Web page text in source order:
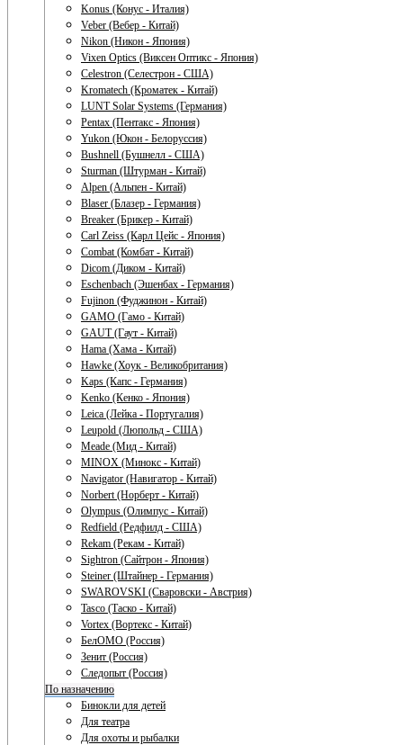
Konus (Конус - Италия)
Veber (Вебер - Китай)
Nikon (Никон - Япония)
Vixen Optics (Виксен Оптикс - Япония)
Celestron (Селестрон - США)
Kromatech (Кроматек - Китай)
LUNT Solar Systems (Германия)
Pentax (Пентакс - Япония)
Yukon (Юкон - Белоруссия)
Bushnell (Бушнелл - США)
Sturman (Штурман - Китай)
Alpen (Альпен - Китай)
Blaser (Блазер - Германия)
Breaker (Брикер - Китай)
Carl Zeiss (Карл Цейс - Япония)
Combat (Комбат - Китай)
Dicom (Диком - Китай)
Eschenbach (Эшенбах - Германия)
Fujinon (Фуджинон - Китай)
GAMO (Гамо - Китай)
GAUT (Гаут - Китай)
Hama (Хама - Китай)
Hawke (Хоук - Великобритания)
Kaps (Капс - Германия)
Kenko (Кенко - Япония)
Leica (Лейка - Португалия)
Leupold (Люпольд - США)
Meade (Мид - Китай)
MINOX (Минокс - Китай)
Navigator (Навигатор - Китай)
Norbert (Норберт - Китай)
Olympus (Олимпус - Китай)
Redfield (Редфилд - США)
Rekam (Рекам - Китай)
Sightron (Сайтрон - Япония)
Steiner (Штайнер - Германия)
SWAROVSKI (Сваровски - Австрия)
Tasco (Таско - Китай)
Vortex (Вортекс - Китай)
БелОМО (Россия)
Зенит (Россия)
Следопыт (Россия)
По назначению
Бинокли для детей
Для театра
Для охоты и рыбалки